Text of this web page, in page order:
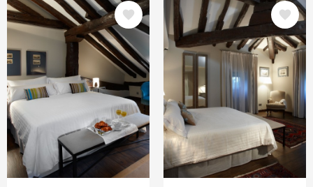
Immagine Immagine